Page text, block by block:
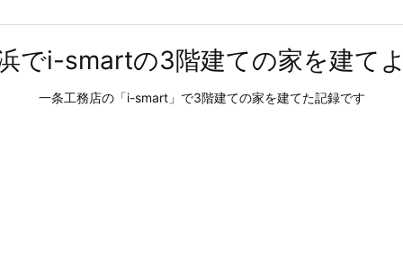
でi-smartの3階建ての家を建て
一条工務店の「i-smart」で3階建ての家を建てた記録です